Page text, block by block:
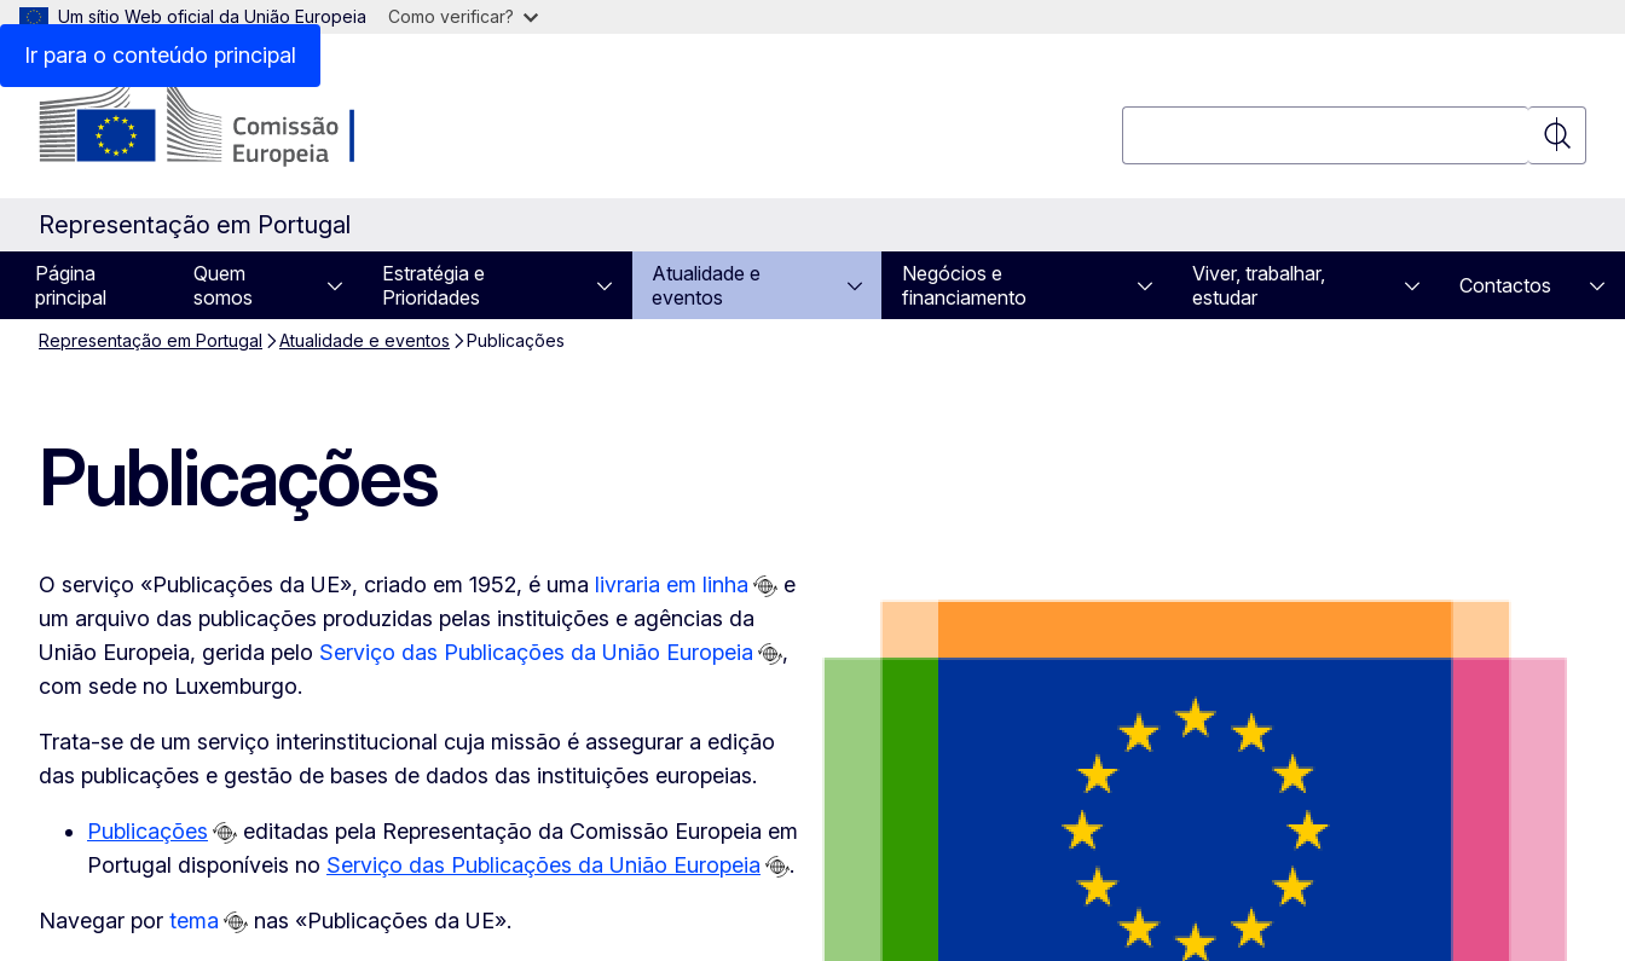
Ir para o conteúdo principal
Um sítio Web oficial da União Europeia Como verificar?
Representação em Portugal
Página
principal
Quem
somos
Estratégia e
Prioridades
Atualidade e
eventos
Negócios e
financiamento
Viver, trabalhar,
estudar
Contactos
Representação em Portugal Atualidade e eventos Publicações
Publicações
O serviço «Publicações da UE», criado em 1952, é uma livraria em linha
e
um arquivo das publicações produzidas pelas instituições e agências da
União Europeia, gerida pelo Serviço das Publicações da União Europeia
,
com sede no Luxemburgo.
Trata-se de um serviço interinstitucional cuja missão é assegurar a edição
das publicações e gestão de bases de dados das instituições europeias.
Publicações
editadas pela Representação da Comissão Europeia em
Portugal disponíveis no Serviço das Publicações da União Europeia .
Navegar por tema nas «Publicações da UE».